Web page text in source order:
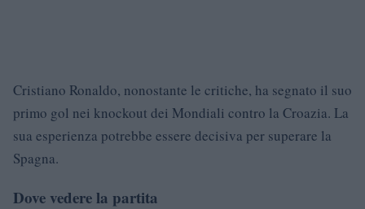
Cristiano Ronaldo, nonostante le critiche, ha segnato il suo
primo gol nei knockout dei Mondiali contro la Croazia. La
sua esperienza potrebbe essere decisiva per superare la
Spagna.
Dove vedere la partita